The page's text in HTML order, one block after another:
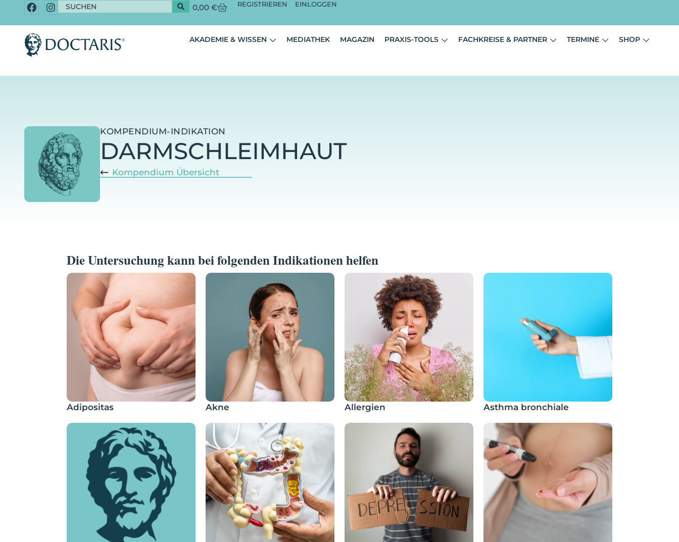
0,00€ REGISTRIEREN EINLOGGEN
AKADEMIE & WISSEN MEDIATHEK MAGAZIN PRAXIS-TOOLS FACHKREISE & PARTNER TERMINE SHOP
KOMPENDIUM-INDIKATION
DARMSCHLEIMHAUT
Kompendium Übersicht
Die Untersuchung kann bei folgenden Indikationen helfen
Adipositas Akne Allergien Asthma bronchiale